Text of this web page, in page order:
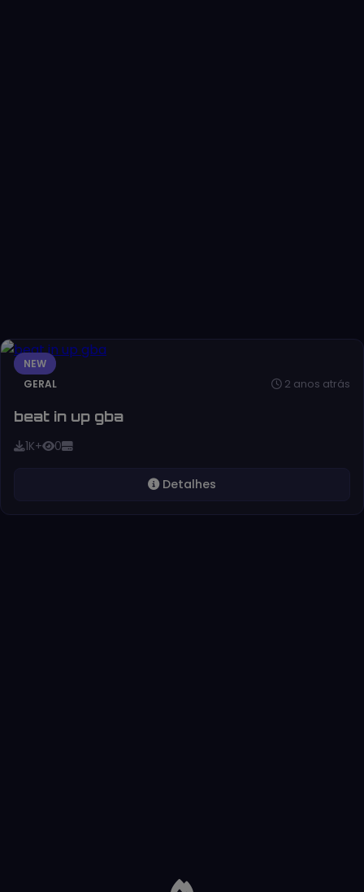
NEW
GERAL
2 anos atrás
beat in up gba
1K+ 0
Detalhes